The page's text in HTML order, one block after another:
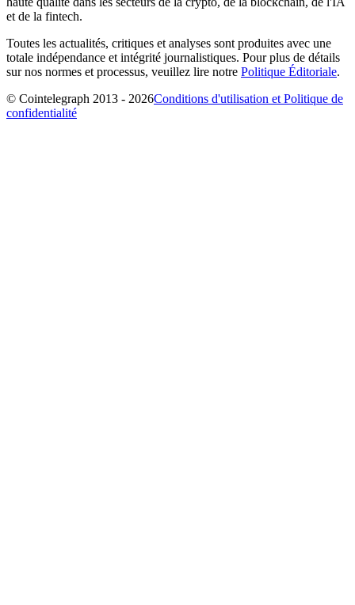
et de la fintech.
Toutes les actualités, critiques et analyses sont produites avec une
totale indépendance et intégrité journalistiques. Pour plus de détails
sur nos normes et processus, veuillez lire notre Politique Éditoriale.
© Cointelegraph 2013 - 2026Conditions d'utilisation et Politique de
confidentialité